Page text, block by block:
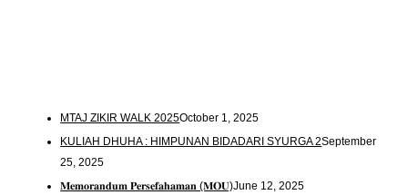
MTAJ ZIKIR WALK 2025October 1, 2025
KULIAH DHUHA : HIMPUNAN BIDADARI SYURGA 2September
25, 2025
𝐌𝐞𝐦𝐨𝐫𝐚𝐧𝐝𝐮𝐦 𝐏𝐞𝐫𝐬𝐞𝐟𝐚𝐡𝐚𝐦𝐚𝐧 (𝐌𝐎𝐔)June 12, 2025